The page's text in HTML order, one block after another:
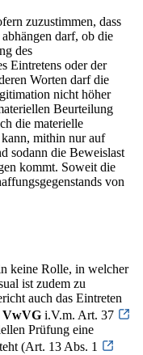
zuzustimmen, dass
darf, ob die
des
Eintretens oder der
Worten darf die
nicht höher
Beurteilung
die materielle
mithin nur auf
sodann die Beweislast
kommt. Soweit die
von
keine Rolle, in welcher
ist zudem zu
auch das Eintreten
VwVG i.V.m. Art. 37
Prüfung eine
(Art. 13 Abs. 1